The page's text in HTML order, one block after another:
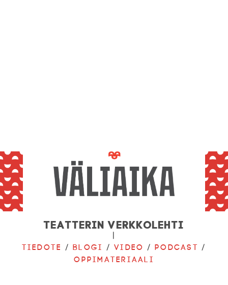
Teatterin verkkolehti
|
Tiedote /Blogi /Video /Podcast /
Oppimateriaali